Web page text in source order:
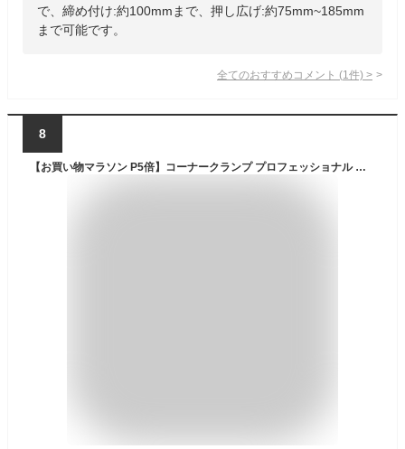
で、締め付け:約100mmまで、押し広げ:約75mm~185mm
まで可能です。
全てのおすすめコメント (1 件) >
8
【お買い物マラソン P5倍】コーナークランプ プロフェッショナル 粉体塗装オリーブグリーン4個セット 高精度アルミ合金 木工DIY 直角固定2・4・ 8個セット ネセクト [日本企画3年保証]